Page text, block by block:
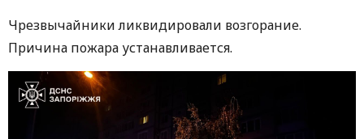
Чрезвычайники ликвидировали возгорание.
Причина пожара устанавливается.